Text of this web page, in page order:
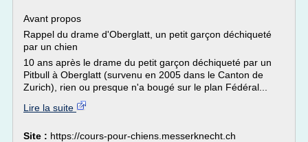
Avant propos
Rappel du drame d'Oberglatt, un petit garçon déchiqueté
par un chien
10 ans après le drame du petit garçon déchiqueté par un
Pitbull à Oberglatt (survenu en 2005 dans le Canton de
Zurich), rien ou presque n'a bougé sur le plan Fédéral...
Lire la suite
Site : https://cours-pour-chiens.messerknecht.ch